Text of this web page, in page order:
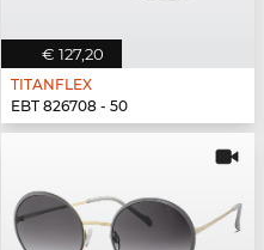
€ 127,20
TITANFLEX
EBT 826708 - 50